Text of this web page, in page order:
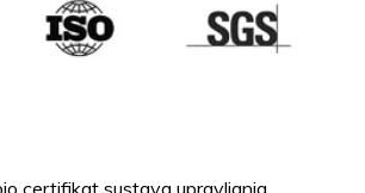
certifikat sustava upravljanja